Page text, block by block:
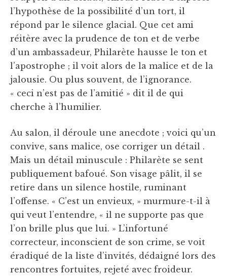
l’hypothèse de la possibilité d’un tort, il
répond par le silence glacial. Que cet ami
réitère avec la prudence de ton et de verbe
d’un ambassadeur, Philarète hausse le ton et
l’apostrophe ; il voit alors de la malice et de la
jalousie. Ou plus souvent, de l’ignorance.
« ceci n’est pas de l’amitié » dit il de qui
cherche à l’humilier.
Au salon, il déroule une anecdote ; voici qu’un
convive, sans malice, ose corriger un détail .
Mais un détail minuscule : Philarète se sent
publiquement bafoué. Son visage pâlit, il se
retire dans un silence hostile, ruminant
l’offense. « C’est un envieux, » murmure-t-il à
qui veut l’entendre, « il ne supporte pas que
l’on brille plus que lui. » L’infortuné
correcteur, inconscient de son crime, se voit
éradiqué de la liste d’invités, dédaigné lors des
rencontres fortuites, rejeté avec froideur.